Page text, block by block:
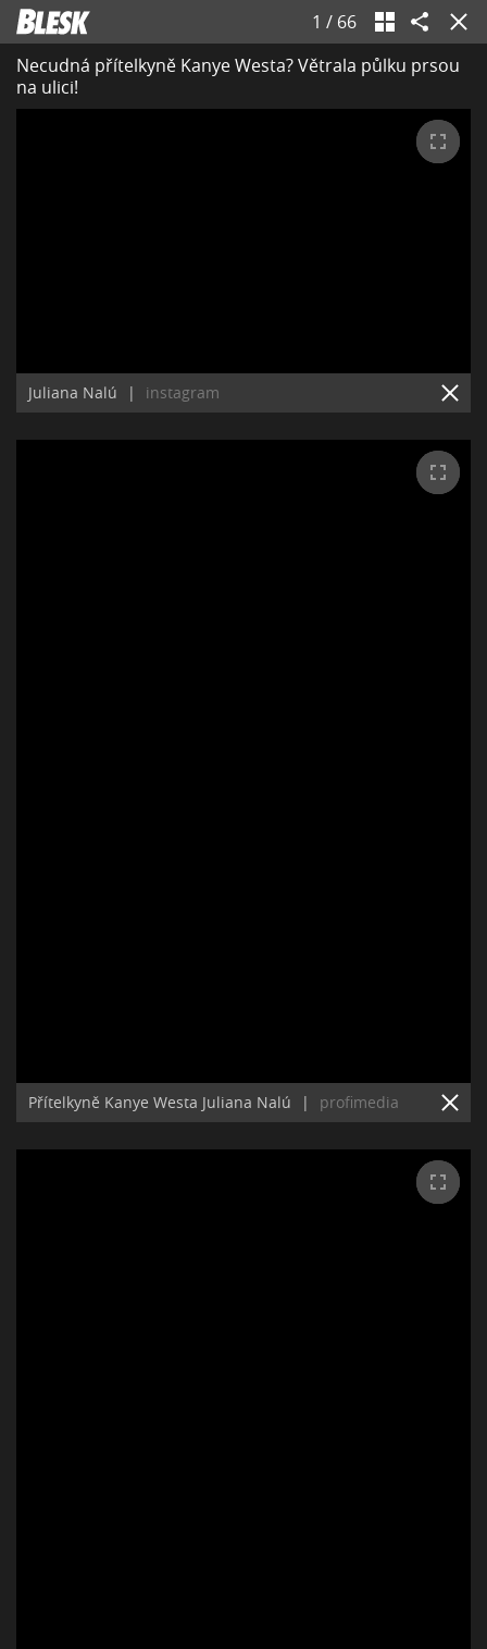
1 / 66
Necudná přítelkyně Kanye Westa? Větrala půlku prsou
na ulici!
Juliana Nalú | instagram
Přítelkyně Kanye Westa Juliana Nalú | profimedia